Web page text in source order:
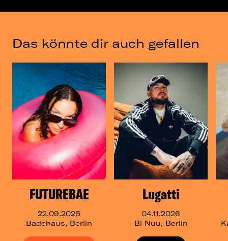
Das könnte dir auch gefallen
FUTUREBAE
22.09.2026
Badehaus, Berlin
Lugatti
04.11.2026
Bi Nuu, Berlin